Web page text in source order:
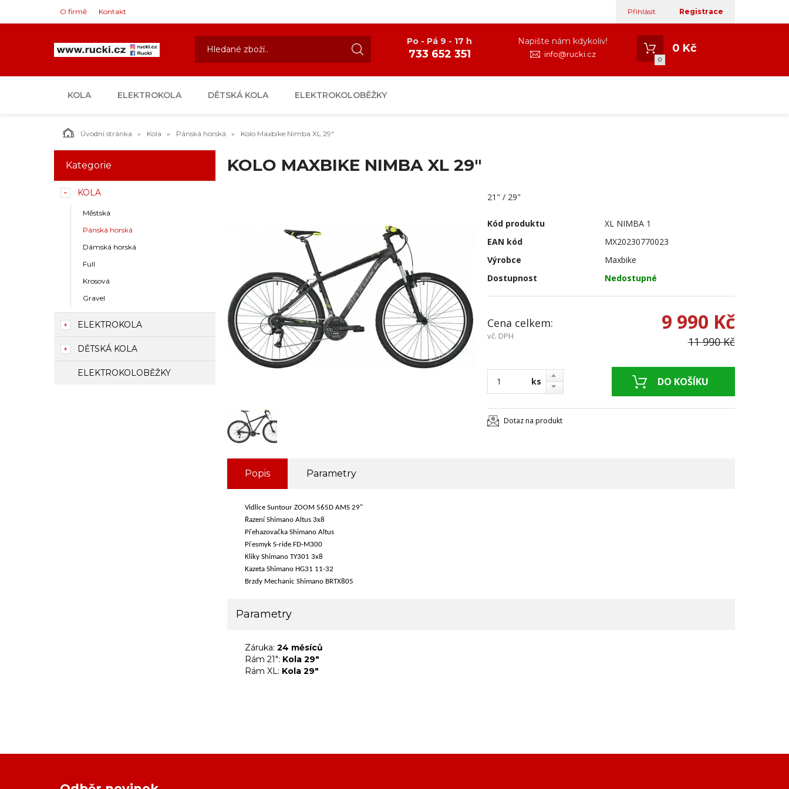
O firmě Kontakt Přihlásit Registrace
Po - Pá 9 - 17 h
733 652 351
Napište nám kdykoliv!
info@rucki.cz
0
0 Kč
KOLA ELEKTROKOLA DĚTSKÁ KOLA ELEKTROKOLOBĚŽKY
Úvodní stránka Kola Pánská horská Kolo Maxbike Nimba XL 29"
Kategorie
KOLA
Městská
Pánská horská
Dámská horská
Full
Krosová
Gravel
ELEKTROKOLA
DĚTSKÁ KOLA
ELEKTROKOLOBĚŽKY
KOLO MAXBIKE NIMBA XL 29"
21" / 29"
Kód produktu
XL NIMBA 1
EAN kód
MX20230770023
Výrobce
Maxbike
Dostupnost
Nedostupné
Cena celkem:
vč. DPH
9 990 Kč
11 990 Kč
ks
Dotaz na produkt
Popis Parametry
Vidlice Suntour ZOOM 565D AMS 29"
Řazení Shimano Altus 3x8
Přehazovačka Shimano Altus
Přesmyk S-ride FD-M300
Kliky Shimano TY301 3x8
Kazeta Shimano HG31 11-32
Brzdy Mechanic Shimano BRTX805
Parametry
Záruka: 24 měsíců
Rám 21": Kola 29"
Rám XL: Kola 29"